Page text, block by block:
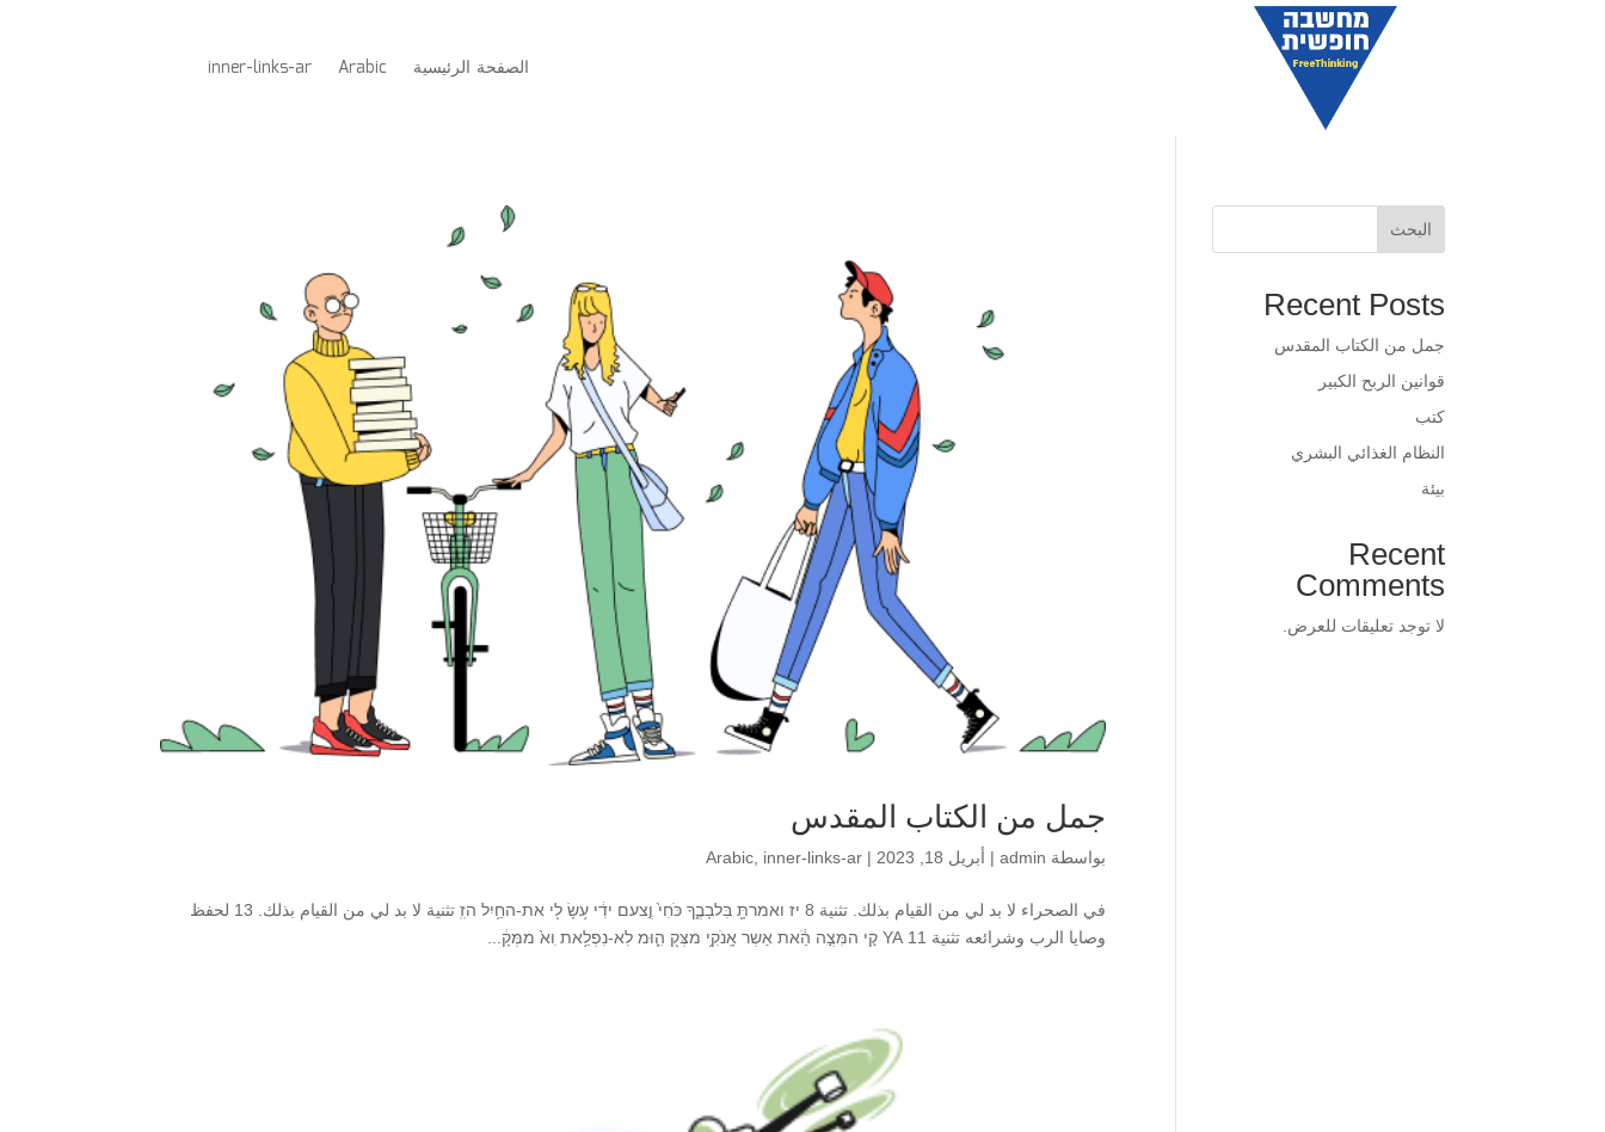
الصفحة الرئيسية Arabic
inner-links-ar
جمل من الكتاب المقدس
بواسطة admin
| أبريل 18, 2023 |
Arabic inner-links-ar
في الصحراء لا بد لي من القيام بذلك. تثنية 8 יז ואמרתָּ֖ בִּלבָבֶ֑ךָ כֹּחִי֙ וְ֣צעם ידִ֔י ע֥שָׂ ל֖י את-החַ֥יִל הזֽֽ تثنية لا بد لي من القيام بذلك. 13 لحفظ
وصايا الرب وشرائعه تثنية 11 YA קִ֚י המִּצְ֣ה הַֹ֔֔את אַשְר אָֽנֹקִ֥י מצְּק֖ הִ֑וּמ לֽא-נִפְלֵ֥את ִוא֙ ממְּקָ֔...
البحث
Recent Posts
جمل من الكتاب المقدس
قوانين الربح الكبير
كتب
النظام الغذائي البشري
بيئة
Recent
Comments
لا توجد تعليقات للعرض.